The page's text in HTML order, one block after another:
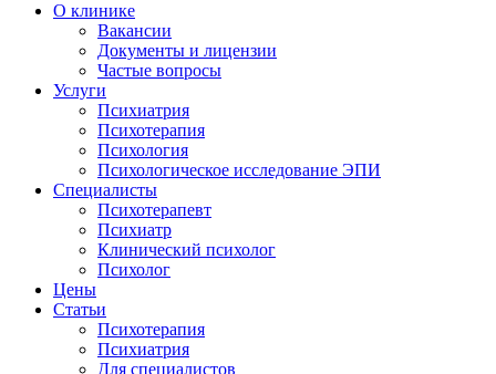
О клинике
Вакансии
Документы и лицензии
Частые вопросы
Услуги
Психиатрия
Психотерапия
Психология
Психологическое исследование ЭПИ
Специалисты
Психотерапевт
Психиатр
Клинический психолог
Психолог
Цены
Статьи
Психотерапия
Психиатрия
Для специалистов